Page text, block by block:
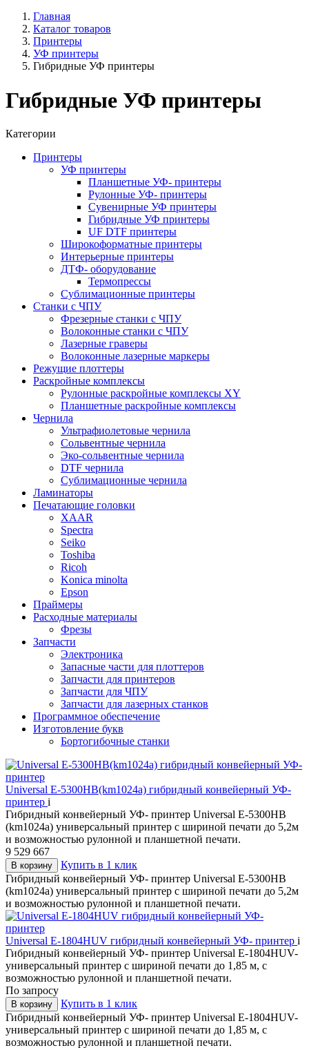
Главная
Каталог товаров
Принтеры
УФ принтеры
Гибридные УФ принтеры
Гибридные УФ принтеры
Категории
Принтеры
УФ принтеры
Планшетные УФ- принтеры
Рулонные УФ- принтеры
Сувенирные УФ принтеры
Гибридные УФ принтеры
UF DTF принтеры
Широкоформатные принтеры
Интерьерные принтеры
ДТФ- оборудование
Термопрессы
Сублимационные принтеры
Станки с ЧПУ
Фрезерные станки с ЧПУ
Волоконные станки с ЧПУ
Лазерные граверы
Волоконные лазерные маркеры
Режущие плоттеры
Раскройные комплексы
Рулонные раскройные комплексы XY
Планшетные раскройные комплексы
Чернила
Ультрафиолетовые чернила
Сольвентные чернила
Эко-сольвентные чернила
DTF чернила
Сублимационные чернила
Ламинаторы
Печатающие головки
XAAR
Spectra
Seiko
Toshiba
Ricoh
Konica minolta
Epson
Праймеры
Расходные материалы
Фрезы
Запчасти
Электроника
Запасные части для плоттеров
Запчасти для принтеров
Запчасти для ЧПУ
Запчасти для лазерных станков
Программное обеспечение
Изготовление букв
Бортогибочные станки
Universal E-5300HB(km1024a) гибридный конвейерный УФ-
принтер i
Гибридный конвейерный УФ- принтер Universal E-5300HB
(km1024a) универсальный принтер с шириной печати до 5,2м
и возможностью рулонной и планшетной печати.
9 529 667
В корзину
Купить в 1 клик
Гибридный конвейерный УФ- принтер Universal E-5300HB
(km1024a) универсальный принтер с шириной печати до 5,2м
и возможностью рулонной и планшетной печати.
Universal E-1804HUV гибридный конвейерный УФ- принтер i
Гибридный конвейерный УФ- принтер Universal E-1804HUV-
универсальный принтер с шириной печати до 1,85 м, с
возможностью рулонной и планшетной печати.
По запросу
В корзину
Купить в 1 клик
Гибридный конвейерный УФ- принтер Universal E-1804HUV-
универсальный принтер с шириной печати до 1,85 м, с
возможностью рулонной и планшетной печати.